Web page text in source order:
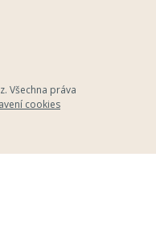
. Všechna práva
cookies